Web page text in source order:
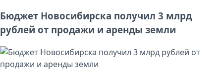
Бюджет Новосибирска получил 3 млрд
рублей от продажи и аренды земли